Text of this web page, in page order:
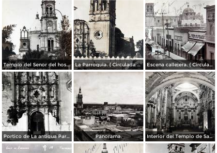
Templo del Senor del hospital. La Parroquia. ( Circulada el 23 de Noviembre de 1938 ). Escena callejera. ( Circulada el 19 de Diciembre de 1912 ).
Portico de La antigua Parroquia. Panorama. Interior del Templo de San Agustin.